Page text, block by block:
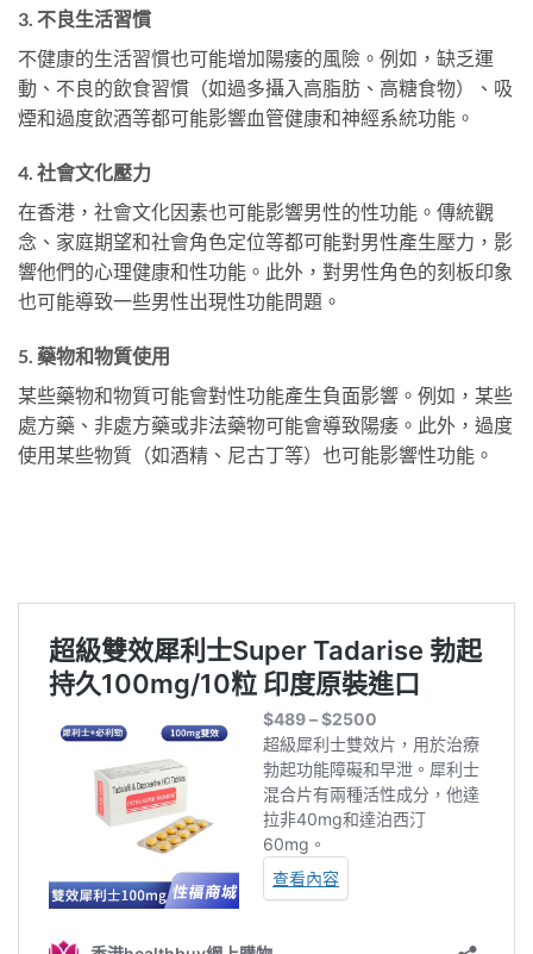
3. 不良生活習慣
不健康的生活習慣也可能增加陽痿的風險。例如，缺乏運
動、不良的飲食習慣（如過多攝入高脂肪、高糖食物）、吸
煙和過度飲酒等都可能影響血管健康和神經系統功能。
4. 社會文化壓力
在香港，社會文化因素也可能影響男性的性功能。傳統觀
念、家庭期望和社會角色定位等都可能對男性產生壓力，影
響他們的心理健康和性功能。此外，對男性角色的刻板印象
也可能導致一些男性出現性功能問題。
5. 藥物和物質使用
某些藥物和物質可能會對性功能產生負面影響。例如，某些
處方藥、非處方藥或非法藥物可能會導致陽痿。此外，過度
使用某些物質（如酒精、尼古丁等）也可能影響性功能。